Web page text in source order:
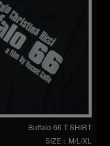
Buffalo 66 T SHIRT
SIZE：M/L/XL